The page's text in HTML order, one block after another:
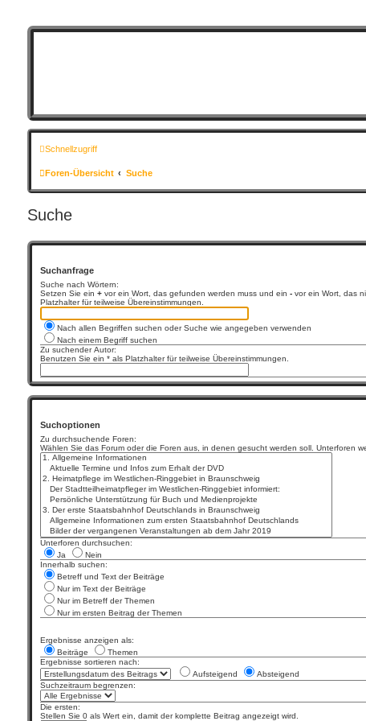
Schnellzugriff
Foren-Übersicht Suche
Suche
Suchanfrage
Suche nach Wörtern:
Setzen Sie ein +vor ein Wort, das gefunden werden muss und ein -vor ein Wort, das
Platzhalter für teilweise Übereinstimmungen.
Nach allen Begriffen suchen oder Suche wie angegeben verwenden
Nach einem Begriff suchen
Zu suchender Autor:
Benutzen Sie ein * als Platzhalter für teilweise Übereinstimmungen.
Suchoptionen
Zu durchsuchende Foren:
Wählen Sie das Forum oder die Foren aus, in denen gesucht werden soll. Unterforen
Unterforen durchsuchen:
Ja
Nein
Innerhalb suchen:
Betreff und Text der Beiträge
Nur im Text der Beiträge
Nur im Betreff der Themen
Nur im ersten Beitrag der Themen
Ergebnisse anzeigen als:
Beiträge
Themen
Ergebnisse sortieren nach:
Aufsteigend
Absteigend
Suchzeitraum begrenzen:
Die ersten:
Stellen Sie 0 als Wert ein, damit der komplette Beitrag angezeigt wird.